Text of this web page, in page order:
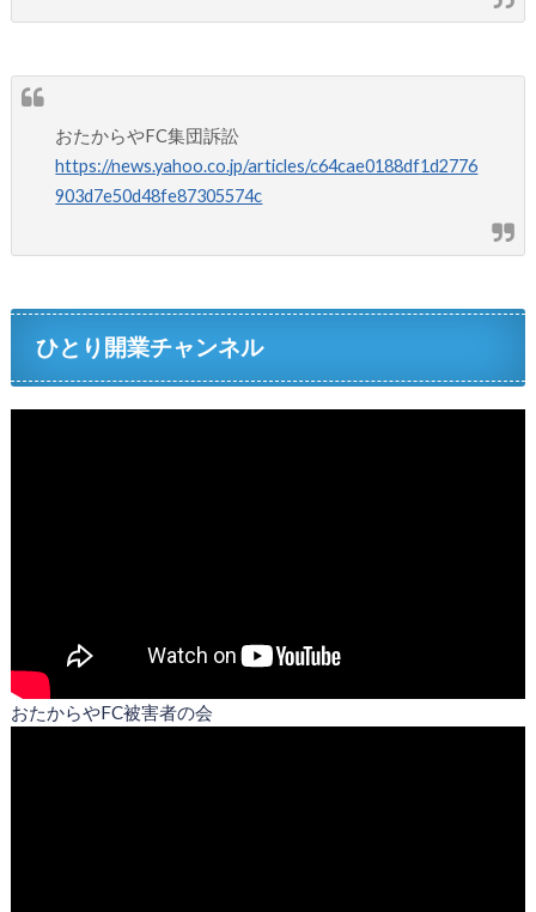
おたからやFC集団訴訟
https://news.yahoo.co.jp/articles/c64cae0188df1d2776
903d7e50d48fe87305574c
ひとり開業チャンネル
おたからやFC被害者の会